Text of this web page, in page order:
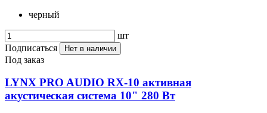
черный
шт
Подписаться
Нет в наличии
Под заказ
LYNX PRO AUDIO RX-10 активная
акустическая система 10" 280 Вт